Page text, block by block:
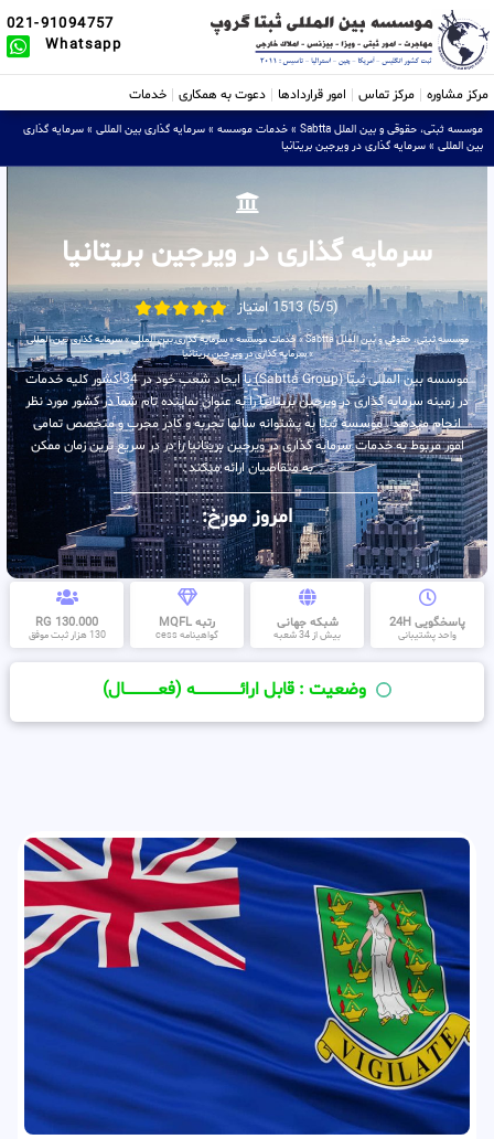
021-91094757
Whatsapp
مرکز مشاوره مرکز تماس امور قراردادها دعوت به همکاری خدمات
موسسه ثبتی، حقوقی و بین الملل Sabtta » خدمات موسسه » سرمایه گذاری بین المللی » سرمایه گذاری
بین المللی » سرمایه گذاری در ویرجین بریتانیا
سرمایه گذاری در ویرجین بریتانیا
(5/5) 1513 امتیاز
موسسه ثبتی، حقوقی و بین الملل Sabtta »خدمات موسسه»سرمایه گذاری بین المللی»سرمایه گذاری بین المللی
»سرمایه گذاری در ویرجین بریتانیا
موسسه بین المللی ثبتا (Sabtta Group) با ایجاد شعب خود در 34 کشور کلیه خدمات
در زمینه سرمایه گذاری در ویرجین بریتانیا را به عنوان نماینده تام شما در کشور مورد نظر
انجام میدهد . موسسه ثبتا به پشتوانه سالها تجربه و کادر مجرب و متخصص تمامی
امور مربوط به خدمات سرمایه گذاری در ویرجین بریتانیا را در در سریع ترین زمان ممکن
به متقاضیان ارائه میکند .
امروز مورخ:
پاسخگویی 24H
واحد پشتیبانی
شبکه جهانی
بیش از 34 شعبه
رتبه MQFL
گواهینامه cess
130.000 RG
130 هزار ثبت موفق
وضعیت : قابل ارائــــــــــــــــــــه (فعـــــــــــــــال)